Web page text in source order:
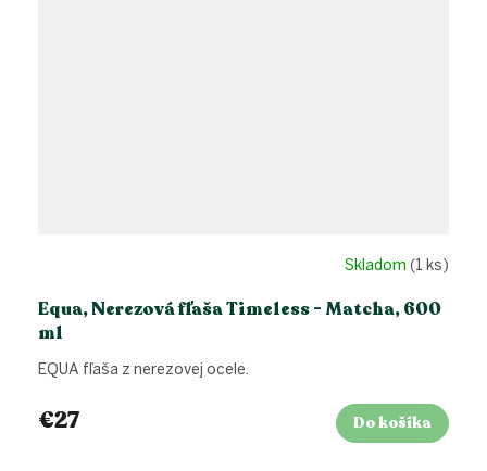
Equa, Nerezová fľaša Timeless - Matcha, 600
ml
Skladom (1 ks)
€27 Do košíka
EQUA fľaša z nerezovej ocele.